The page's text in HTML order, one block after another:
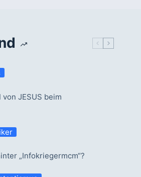
JESUS beim
„Infokriegermcm“?